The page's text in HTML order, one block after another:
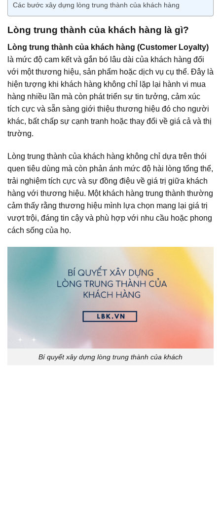
Các bước xây dựng lòng trung thành của khách hàng
Lòng trung thành của khách hàng là gì?
Lòng trung thành của khách hàng (Customer Loyalty)
là mức độ cam kết và gắn bó lâu dài của khách hàng đối
với một thương hiệu, sản phẩm hoặc dịch vụ cụ thể. Đây là
hiện tượng khi khách hàng không chỉ lặp lại hành vi mua
hàng nhiều lần mà còn phát triển sự tin tưởng, cảm xúc
tích cực và sẵn sàng giới thiệu thương hiệu đó cho người
khác, bất chấp sự cạnh tranh hoặc thay đổi về giá cả và thị
trường.
Lòng trung thành của khách hàng không chỉ dựa trên thói
quen tiêu dùng mà còn phản ánh mức độ hài lòng tổng thể,
trải nghiệm tích cực và sự đồng điệu về giá trị giữa khách
hàng với thương hiệu. Một khách hàng trung thành thường
cảm thấy rằng thương hiệu mình lựa chọn mang lại giá trị
vượt trội, đáng tin cậy và phù hợp với nhu cầu hoặc phong
cách sống của họ.
Bí quyết xây dựng lòng trung thành của khách